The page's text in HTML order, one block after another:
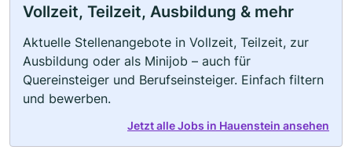
Vollzeit, Teilzeit, Ausbildung & mehr
Aktuelle Stellenangebote in Vollzeit, Teilzeit, zur
Ausbildung oder als Minijob – auch für
Quereinsteiger und Berufseinsteiger. Einfach filtern
und bewerben.
Jetzt alle Jobs in Hauenstein ansehen